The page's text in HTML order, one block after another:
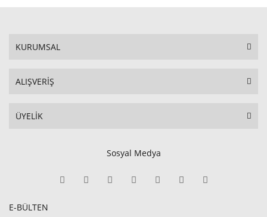
KURUMSAL
ALIŞVERİŞ
ÜYELİK
Sosyal Medya
E-BÜLTEN